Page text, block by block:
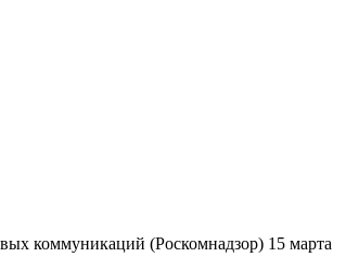
коммуникаций (Роскомнадзор) 15 марта